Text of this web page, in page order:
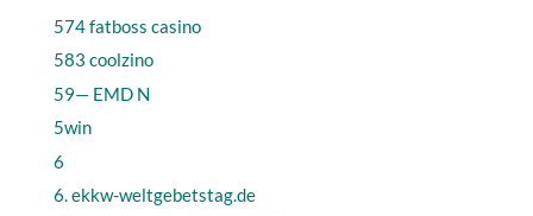
574 fatboss casino
583 coolzino
59— EMD N
5win
6
6. ekkw-weltgebetstag.de